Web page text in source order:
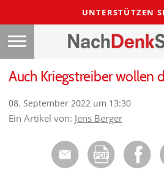
UNTERSTÜTZEN
Auch Kriegstreiber wollen
08. September 2022 um 13:30
Ein Artikel von: Jens Berger